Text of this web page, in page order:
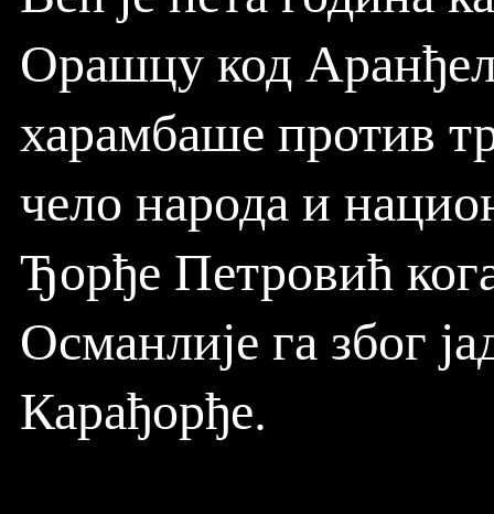
Орашцу код
харамбаше против
чело народа и
Ђорђе Петровић
Османлије га због
Карађорђе.